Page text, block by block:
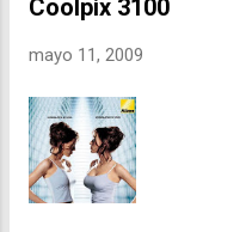
Google,
Coolpix 3100
mayo 11, 2009